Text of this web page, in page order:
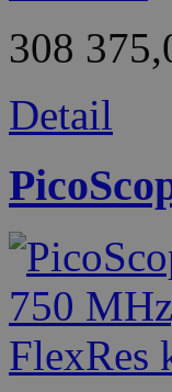
308
Detail